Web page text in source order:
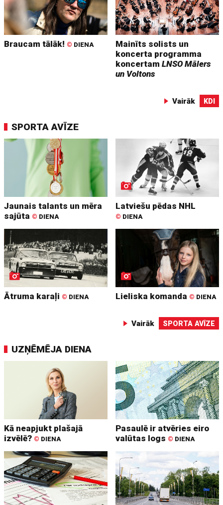
Braucam tālāk! © DIENA
Mainīts solists un
koncerta programma
koncertamLNSO Mālers
un Voltons
Vairāk KDI
SPORTA AVĪZE
Jaunais talants un mēra
sajūta © DIENA
Latviešu pēdas NHL
© DIENA
Ātruma karaļi © DIENA Lieliska komanda © DIENA
Vairāk SPORTA AVĪZE
UZŅĒMĒJA DIENA
Kā neapjukt plašajā
izvēlē? © DIENA
Pasaulē ir atvēries eiro
valūtas logs © DIENA